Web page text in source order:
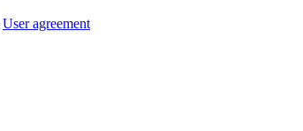
User agreement